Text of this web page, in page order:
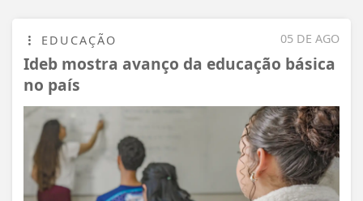
05 DE AGO
EDUCAÇÃO
Ideb mostra avanço da educação básica
no país